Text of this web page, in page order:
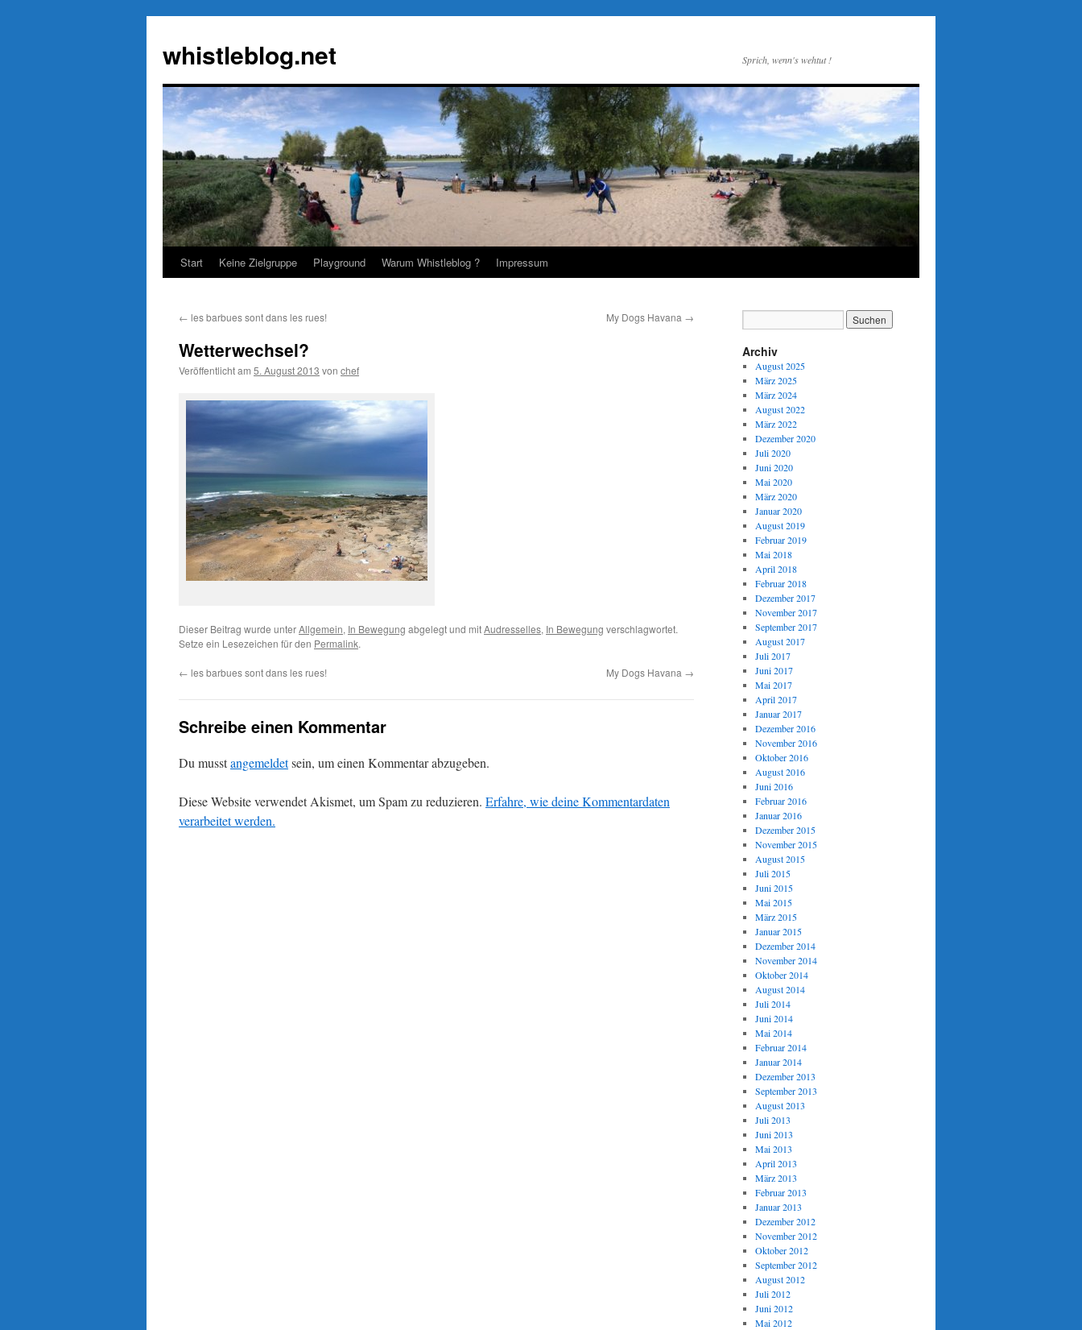
springen
whistleblog.net Sprich, wenn's wehtut !
Start Keine Zielgruppe Playground Warum Whistleblog ? Impressum
← les barbues sont dans les rues! My Dogs Havana →
Wetterwechsel?
Veröffentlicht am 5. August 2013 von chef
Dieser Beitrag wurde unterAllgemein, In Bewegung abgelegt und mitAudresselles, In Bewegung verschlagwortet.
Setze ein Lesezeichen für den Permalink.
← les barbues sont dans les rues! My Dogs Havana →
Schreibe einen Kommentar
Du musstangemeldetsein, um einen Kommentar abzugeben.
Diese Website verwendet Akismet, um Spam zu reduzieren. Erfahre, wie deine Kommentardaten
verarbeitet werden.
Archiv
August 2025
März 2025
März 2024
August 2022
März 2022
Dezember 2020
Juli 2020
Juni 2020
Mai 2020
März 2020
Januar 2020
August 2019
Februar 2019
Mai 2018
April 2018
Februar 2018
Dezember 2017
November 2017
September 2017
August 2017
Juli 2017
Juni 2017
Mai 2017
April 2017
Januar 2017
Dezember 2016
November 2016
Oktober 2016
August 2016
Juni 2016
Februar 2016
Januar 2016
Dezember 2015
November 2015
August 2015
Juli 2015
Juni 2015
Mai 2015
März 2015
Januar 2015
Dezember 2014
November 2014
Oktober 2014
August 2014
Juli 2014
Juni 2014
Mai 2014
Februar 2014
Januar 2014
Dezember 2013
September 2013
August 2013
Juli 2013
Juni 2013
Mai 2013
April 2013
März 2013
Februar 2013
Januar 2013
Dezember 2012
November 2012
Oktober 2012
September 2012
August 2012
Juli 2012
Juni 2012
Mai 2012